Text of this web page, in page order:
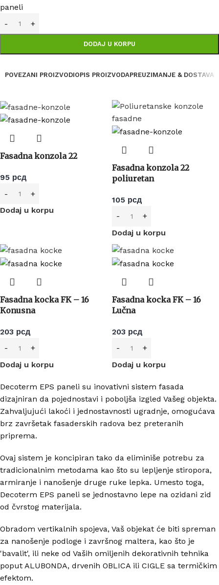
paneli
DODAJ U KORPU
POVEZANI PROIZVODIOPIS PROIZVODAPREUZIMANJE & DOSTAVA
Fasadna konzola 22
95 рсд
Dodaj u korpu
Fasadna konzola 22
poliuretan
105 рсд
Dodaj u korpu
Fasadna kocka FK – 16
Konusna
203 рсд
Dodaj u korpu
Fasadna kocka FK – 16
Lučna
203 рсд
Dodaj u korpu
Decoterm EPS paneli su inovativni sistem fasada
dizajniran da pojednostavi i poboljša izgled Vašeg objekta.
Zahvaljujući lakoći i jednostavnosti ugradnje, omogućava
brz završetak fasaderskih radova bez preteranih
priprema.
Ovaj sistem je koncipiran tako da eliminiše potrebu za
tradicionalnim metodama kao što su lepljenje stiropora,
armiranje i nanošenje druge ruke lepka. Umesto toga,
Decoterm EPS paneli se jednostavno lepe na ozidani zid
od čvrstog materijala.
Obradom vertikalnih spojeva, Vaš objekat će biti spreman
za nanošenje podloge i završnog maltera, kao što je
'bavalit', ili neke od Vaših omiljenih dekorativnih tehnika
poput ALUBONDA, drvenih OBLICA ili CIGLE sa termičkim
efektom.